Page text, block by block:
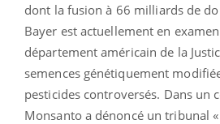
dont la fusion à 66 milliards de
Bayer est actuellement en
département américain de la
semences génétiquement
pesticides controversés. Dans un
Monsanto a dénoncé un tribunal